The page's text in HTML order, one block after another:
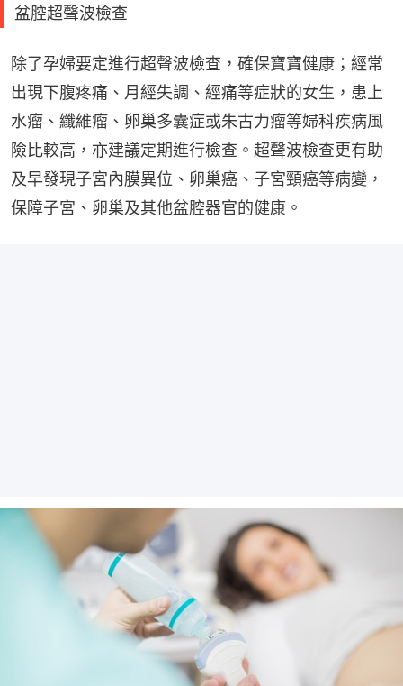
盆腔超聲波檢查
除了孕婦要定進行超聲波檢查，確保寶寶健康；經常
出現下腹疼痛、月經失調、經痛等症狀的女生，患上
水瘤、纖維瘤、卵巢多囊症或朱古力瘤等婦科疾病風
險比較高，亦建議定期進行檢查。超聲波檢查更有助
及早發現子宮內膜異位、卵巢癌、子宮頸癌等病變，
保障子宮、卵巢及其他盆腔器官的健康。